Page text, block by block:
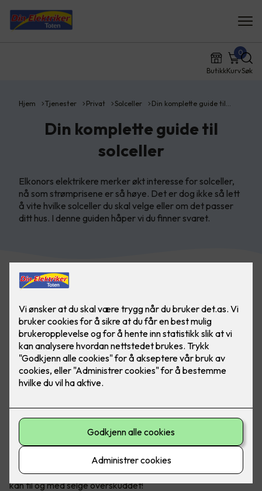
ButikkKurv
0
Søk
Hjem Tjenester Privat Solceller Din komplette guide til…
Din komplette guide til
solceller
Elkonors elektrikere merker økt interesse for solceller,
nå som strømprisene er så høye. Det er dog ikke så lett
å vite hvilke solceller du skal velge eller om det passer
ditt hus. I denne guiden håper vi du finner svaret.
Solceller er en bærekraftig energikilde, som hjelper både
ypperlig for solcellepanel!
Bli din egen strømprodusent
Solenergi har blitt en stadig mer populær og bærekraftig
energikilde. Ikke bare produserer man sin egen energi, man
kan til og med selge overskuddet!